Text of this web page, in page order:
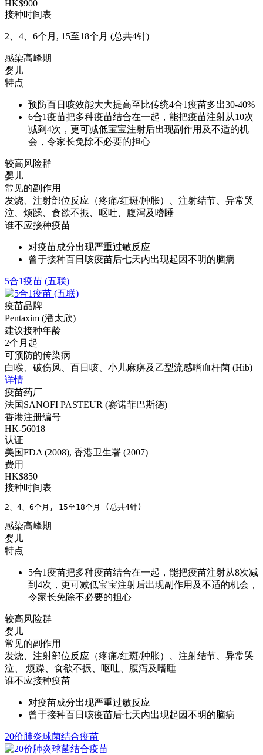
HK$900
接种时间表
2、4、6个月, 15至18个月 (总共4针)
感染高峰期
婴儿
特点
预防百日咳效能大大提高至比传统4合1疫苗多出30-40%
6合1疫苗把多种疫苗结合在一起，能把疫苗注射从10次
减到4次，更可减低宝宝注射后出现副作用及不适的机
会，令家长免除不必要的担心
较高风险群
婴儿
常见的副作用
发烧、注射部位反应（疼痛/红斑/肿胀）、注射结节、异常哭
泣、烦躁、食欲不振、呕吐、腹泻及嗜睡
谁不应接种疫苗
对疫苗成分出现严重过敏反应
曾于接种百日咳疫苗后七天内出现起因不明的脑病
5合1疫苗 (五联)
疫苗品牌
Pentaxim (潘太欣)
建议接种年龄
2个月起
可预防的传染病
白喉、破伤风、百日咳、小儿麻痹及乙型流感嗜血杆菌 (Hib)
详情
疫苗药厂
法国SANOFI PASTEUR (赛诺菲巴斯德)
香港注册编号
HK-56018
认证
美国FDA (2008), 香港卫生署 (2007)
费用
HK$850
接种时间表
2、4、6个月, 15至18个月 (总共4针)
感染高峰期
婴儿
特点
5合1疫苗把多种疫苗结合在一起，能把疫苗注射从8次减
到4次，更可减低宝宝注射后出现副作用及不适的机会，
令家长免除不必要的担心
较高风险群
婴儿
常见的副作用
发烧、注射部位反应（疼痛/红斑/肿胀）、注射结节、异常哭
泣、 烦躁、食欲不振、呕吐、腹泻及嗜睡
谁不应接种疫苗
对疫苗成分出现严重过敏反应
曾于接种百日咳疫苗后七天内出现起因不明的脑病
20价肺炎球菌结合疫苗